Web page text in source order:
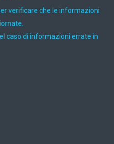
verificare che le informazioni
caso di informazioni errate in